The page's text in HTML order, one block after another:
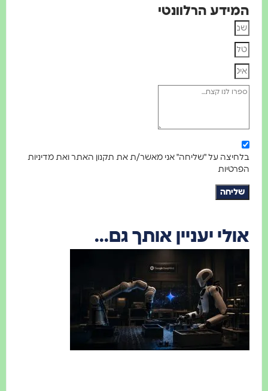
המידע הרלוונטי
בלחיצה על "שליחה" אני מאשר/ת את תקנון האתר ואת מדיניות
הפרטיות
שליחה
אולי יעניין אותך גם...